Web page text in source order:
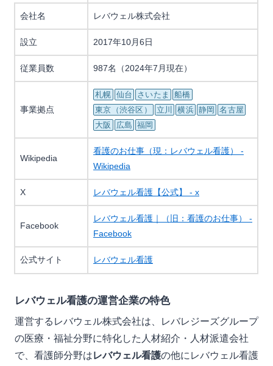
会社名 レバウェル株式会社
設立 2017年10月6日
従業員数 987名（2024年7月現在）
事業拠点
札幌 仙台 さいたま
船橋
東京（渋谷区）
立川 横浜 静岡
名古屋
大阪
広島 福岡
Wikipedia
看護のお仕事（現：レバウェル看護） -
Wikipedia
X レバウェル看護【公式】 - x
Facebook
レバウェル看護｜（旧：看護のお仕事） -
Facebook
公式サイト レバウェル看護
レバウェル看護の運営企業の特色
運営するレバウェル株式会社は、レバレジーズグループ
の医療・福祉分野に特化した人材紹介・人材派遣会社
で、看護師分野はレバウェル看護の他にレバウェル看護